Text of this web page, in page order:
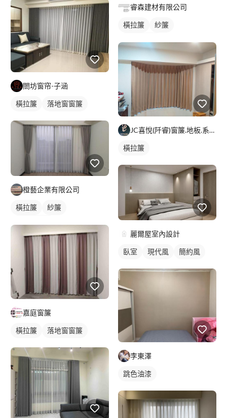
閤坊窗帘-子涵
橫拉簾 落地窗窗簾
橙藝企業有限公司
橫拉簾
紗簾
嘉庭窗簾
橫拉簾 落地窗窗簾
睿森建材有限公司
橫拉簾
紗簾
JC喜悅(阡睿)窗簾.地板.系統櫃.隔熱紙joy curta
橫拉簾
麗爾屋室內設計
臥室 現代風 簡約風
李東澤
跳色油漆